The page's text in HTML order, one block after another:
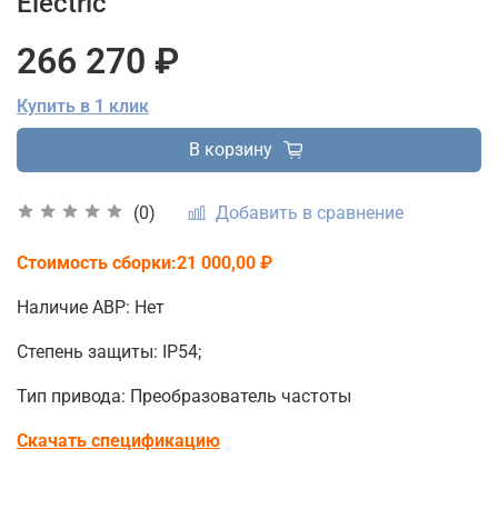
(0) Добавить в сравнение
266 270 ₽
Купить в 1 клик
В корзину
Стоимость сборки:21 000,00 ₽
Наличие АВР: Нет
Степень защиты: IP54;
Тип привода: Преобразователь частоты
Скачать спецификацию